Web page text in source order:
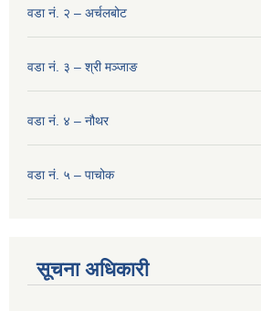
वडा नं. २ – अर्चलबोट
वडा नं. ३ – श्री मञ्‍जाङ
वडा नं. ४ – नौथर
वडा नं. ५ – पाचोक
सूचना अधिकारी